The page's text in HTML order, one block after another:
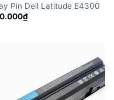
Pin Dell Latitude E4300
₫